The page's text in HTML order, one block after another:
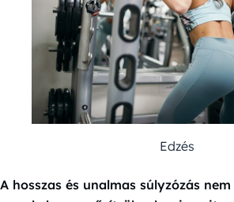
Edzés
A hosszas és unalmas súlyzózás